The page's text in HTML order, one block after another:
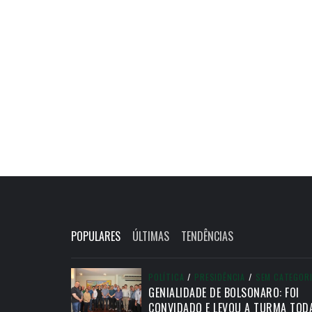
POPULARES ÚLTIMAS TENDÊNCIAS
POLÍTICA / PRESIDÊNCIA / SEM
GENIALIDADE DE BOLSONARO: FOI
CONVIDADO E LEVOU A TURMA